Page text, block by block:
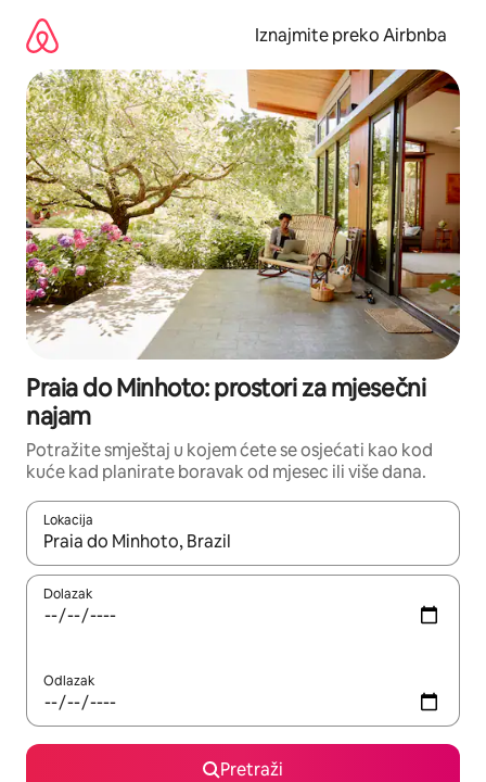
sadržaj
Iznajmite preko Airbnba
Praia do Minhoto: prostori za mjesečni
najam
Potražite smještaj u kojem ćete se osjećati kao kod
kuće kad planirate boravak od mjesec ili više dana.
Lokacija
Kada budu dostupni rezultati, moći ćete ih pregledati
Dolazak
Odlazak
Pretraži